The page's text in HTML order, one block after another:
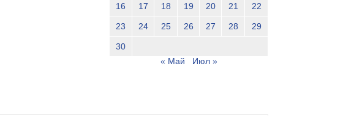
16 17 18 19 20 21 22
23 24 25 26 27 28 29
30
« Май
Июл »